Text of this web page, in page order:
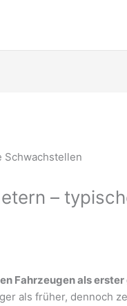
–
Fahrzeugen als
als früher, dennoch